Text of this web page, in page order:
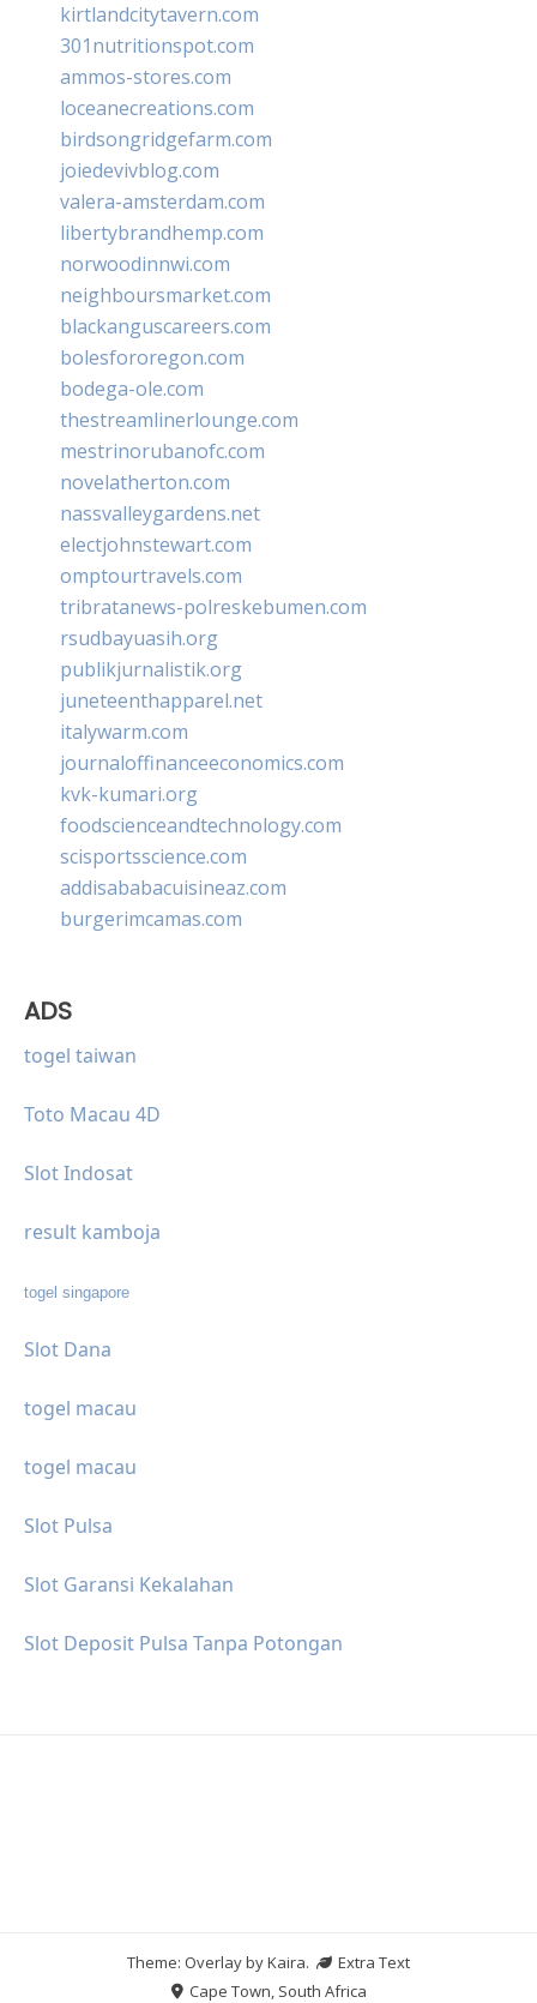
kirtlandcitytavern.com
301nutritionspot.com
ammos-stores.com
loceanecreations.com
birdsongridgefarm.com
joiedevivblog.com
valera-amsterdam.com
libertybrandhemp.com
norwoodinnwi.com
neighboursmarket.com
blackanguscareers.com
bolesfororegon.com
bodega-ole.com
thestreamlinerlounge.com
mestrinorubanofc.com
novelatherton.com
nassvalleygardens.net
electjohnstewart.com
omptourtravels.com
tribratanews-polreskebumen.com
rsudbayuasih.org
publikjurnalistik.org
juneteenthapparel.net
italywarm.com
journaloffinanceeconomics.com
kvk-kumari.org
foodscienceandtechnology.com
scisportsscience.com
addisababacuisineaz.com
burgerimcamas.com
ADS
togel taiwan
Toto Macau 4D
Slot Indosat
result kamboja
togel singapore
Slot Dana
togel macau
togel macau
Slot Pulsa
Slot Garansi Kekalahan
Slot Deposit Pulsa Tanpa Potongan
Theme: Overlay byKaira.
Extra Text
Cape Town, South Africa